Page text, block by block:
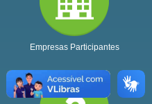
Empresas Participantes